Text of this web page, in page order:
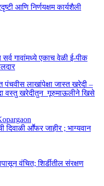
आणि निर्णयक्षम कार्यशैली
गावांमध्ये एकाच वेळी ई-पीक
लाखांपेक्षा जास्त खरेदी –
वस्तु खरेदीतुन गूरुमाऊलीने खिसे
दिवाळी आॕफर जाहीर ; भाग्यवान
वंचित; शिर्डीतील संरक्षण